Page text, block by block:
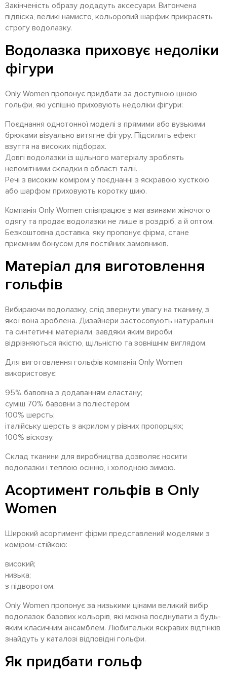
Закінченість образу додадуть аксесуари. Витончена
підвіска, великі намисто, кольоровий шарфик прикрасять
строгу водолазку.
Водолазка приховує недоліки
фігури
Only Women пропонує придбати за доступною ціною
гольфи, які успішно приховують недоліки фігури:
Поєднання однотонної моделі з прямими або вузькими
брюками візуально витягне фігуру. Підсилить ефект
взуття на високих підборах.
Довгі водолазки із щільного матеріалу зроблять
непомітними складки в області талії.
Речі з високим коміром у поєднанні з яскравою хусткою
або шарфом приховують коротку шию.
Компанія Only Women співпрацює з магазинами жіночого
одягу та продає водолазки не лише в роздріб, а й оптом.
Безкоштовна доставка, яку пропонує фірма, стане
приємним бонусом для постійних замовників.
Матеріал для виготовлення
гольфів
Вибираючи водолазку, слід звернути увагу на тканину, з
якої вона зроблена. Дизайнери застосовують натуральні
та синтетичні матеріали, завдяки яким вироби
відрізняються якістю, щільністю та зовнішнім виглядом.
Для виготовлення гольфів компанія Only Women
використовує:
95% бавовна з додаванням еластану;
суміш 70% бавовни з поліестером;
100% шерсть;
італійську шерсть з акрилом у рівних пропорціях;
100% віскозу.
Склад тканини для виробництва дозволяє носити
водолазки і теплою осінню, і холодною зимою.
Асортимент гольфів в Only
Women
Широкий асортимент фірми представлений моделями з
коміром-стійкою:
високий;
низька;
з підворотом.
Only Women пропонує за низькими цінами великий вибір
водолазок базових кольорів, які можна поєднувати з будь-
яким класичним ансамблем. Любительки яскравих відтінків
знайдуть у каталозі відповідні гольфи.
Як придбати гольф